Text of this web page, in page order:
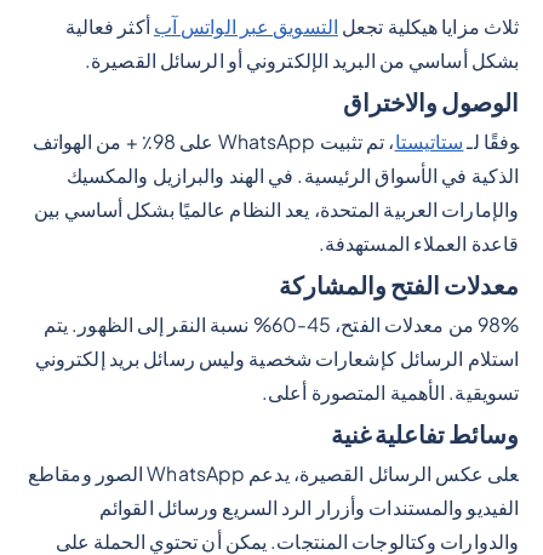
ثلاث مزايا هيكلية تجعل التسويق عبر الواتس آب أكثر فعالية
بشكل أساسي من البريد الإلكتروني أو الرسائل القصيرة.
الوصول والاختراق
وفقًا لـستاتيستا
، تم تثبيت WhatsApp على 98٪ + من الهواتف
الذكية في الأسواق الرئيسية. في الهند والبرازيل والمكسيك
والإمارات العربية المتحدة، يعد النظام عالميًا بشكل أساسي بين
قاعدة العملاء المستهدفة.
معدلات الفتح والمشاركة
98% من معدلات الفتح، 45-60% نسبة النقر إلى الظهور. يتم
استلام الرسائل كإشعارات شخصية وليس رسائل بريد إلكتروني
تسويقية. الأهمية المتصورة أعلى.
وسائط تفاعلية غنية
على عكس الرسائل القصيرة، يدعم WhatsApp الصور ومقاطع
الفيديو والمستندات وأزرار الرد السريع ورسائل القوائم
والدوارات وكتالوجات المنتجات. يمكن أن تحتوي الحملة على